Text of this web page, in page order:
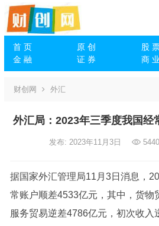
首 页 原 创 股
金 融
证 券 商 业
财创网 外汇
外汇局：2023年三季度我国经
发布: 2023年11月3日 5440
据国家外汇管理局11月3日消息，
常账户顺差4533亿元，其中，货物
服务贸易逆差4786亿元，初次收入